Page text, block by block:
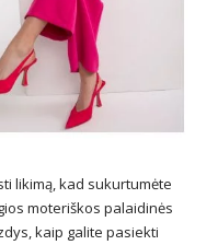
likimą, kad sukurtumėte
moteriškos palaidinės
kaip galite pasiekti